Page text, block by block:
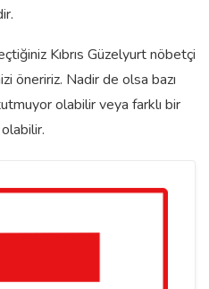
Kıbrıs Güzelyurt nöbetçi
öneririz. Nadir de olsa bazı
olabilir veya farklı bir